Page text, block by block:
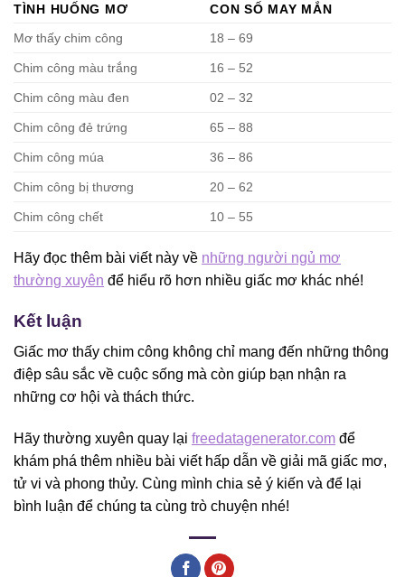
TÌNH HUỐNG MƠ
CON SỐ MAY MẮN
Mơ thấy chim công
18 – 69
Chim công màu trắng 16 – 52
Chim công màu đen 02 – 32
Chim công đẻ trứng 65 – 88
Chim công múa 36 – 86
Chim công bị thương 20 – 62
Chim công chết 10 – 55
Hãy đọc thêm bài viết này về những người ngủ mơ
thường xuyên để hiểu rõ hơn nhiều giấc mơ khác nhé!
Kết luận
Giấc mơ thấy chim công không chỉ mang đến những thông
điệp sâu sắc về cuộc sống mà còn giúp bạn nhận ra
những cơ hội và thách thức.
Hãy thường xuyên quay lại freedatagenerator.com để
khám phá thêm nhiều bài viết hấp dẫn về giải mã giấc mơ,
tử vi và phong thủy. Cùng mình chia sẻ ý kiến và để lại
bình luận để chúng ta cùng trò chuyện nhé!